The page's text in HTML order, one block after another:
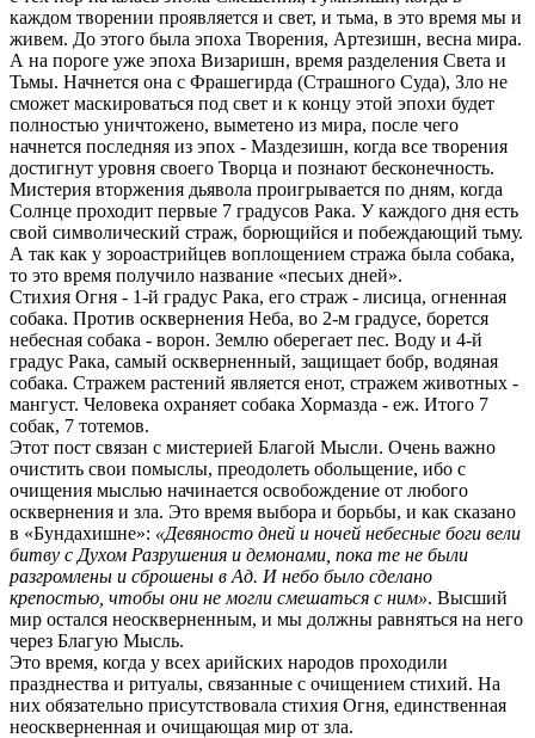
каждом творении проявляется и свет, и тьма, в это время мы и
живем. До этого была эпоха Творения, Артезишн, весна мира.
А на пороге уже эпоха Визаришн, время разделения Света и
Тьмы. Начнется она с Фрашегирда (Страшного Суда), Зло не
сможет маскироваться под свет и к концу этой эпохи будет
полностью уничтожено, выметено из мира, после чего
начнется последняя из эпох - Маздезишн, когда все творения
достигнут уровня своего Творца и познают бесконечность.
Мистерия вторжения дьявола проигрывается по дням, когда
Солнце проходит первые 7 градусов Рака. У каждого дня есть
свой символический страж, борющийся и побеждающий тьму.
А так как у зороастрийцев воплощением стража была собака,
то это время получило название «песьих дней».
Стихия Огня - 1-й градус Рака, его страж - лисица, огненная
собака. Против осквернения Неба, во 2-м градусе, борется
небесная собака - ворон. Землю оберегает пес. Воду и 4-й
градус Рака, самый оскверненный, защищает бобр, водяная
собака. Стражем растений является енот, стражем животных -
мангуст. Человека охраняет собака Хормазда - еж. Итого 7
собак, 7 тотемов.
Этот пост связан с мистерией Благой Мысли. Очень важно
очистить свои помыслы, преодолеть обольщение, ибо с
очищения мыслью начинается освобождение от любого
осквернения и зла. Это время выбора и борьбы, и как сказано
в «Бундахишне»: «Девяносто дней и ночей небесные боги вели
битву с Духом Разрушения и демонами, пока те не были
разгромлены и сброшены в Ад. И небо было сделано
крепостью, чтобы они не могли смешаться с ним». Высший
мир остался неоскверненным, и мы должны равняться на него
через Благую Мысль.
Это время, когда у всех арийских народов проходили
празднества и ритуалы, связанные с очищением стихий. На
них обязательно присутствовала стихия Огня, единственная
неоскверненная и очищающая мир от зла.